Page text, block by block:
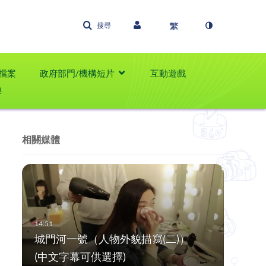
搜尋
案 政府部門/機構短片
互動遊戲
相關媒體
城門河一號（人物外貌描寫(二)）
(中文字幕可供選擇)